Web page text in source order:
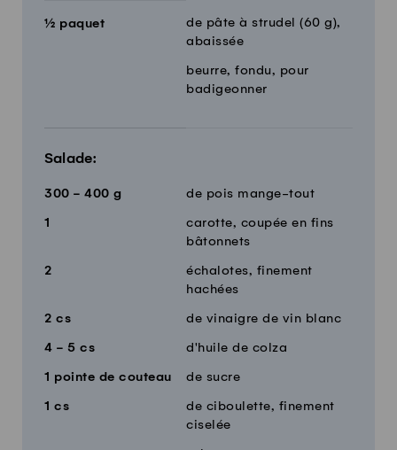
½ paquet
de pâte à strudel (60 g),
abaissée
beurre, fondu, pour
badigeonner
Salade:
300 - 400 g de pois mange-tout
1
carotte, coupée en fins
bâtonnets
2
échalotes, finement
hachées
2 cs de vinaigre de vin blanc
4 - 5 cs d'huile de colza
1 pointe de couteau de sucre
1 cs
de ciboulette, finement
ciselée